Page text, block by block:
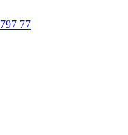
77